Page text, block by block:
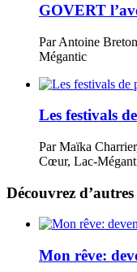
GOVERT
Par Antoine
Mégantic
Les festivals
Par Maïka
Cœur, Lac-
Découvrez d’autres
Mon rêve: